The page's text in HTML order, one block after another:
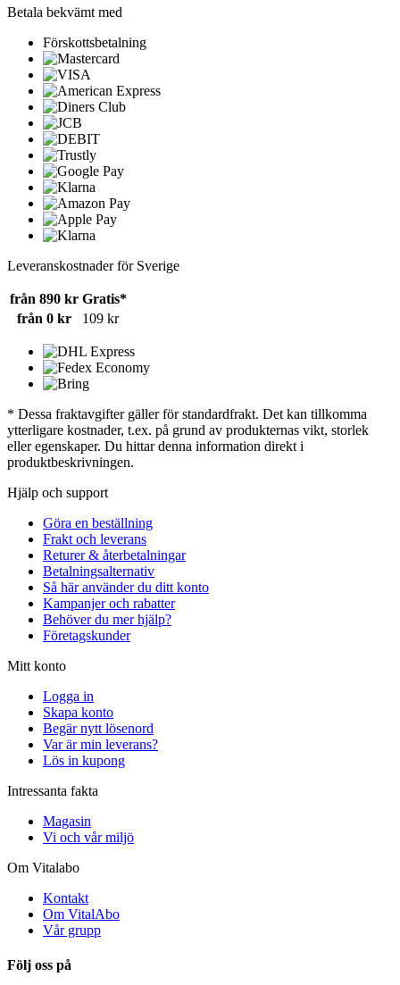
Betala bekvämt med
Förskottsbetalning
Leveranskostnader för Sverige
från 890 kr Gratis*
från 0 kr
109 kr
* Dessa fraktavgifter gäller för standardfrakt. Det kan tillkomma
ytterligare kostnader, t.ex. på grund av produkternas vikt, storlek
eller egenskaper. Du hittar denna information direkt i
produktbeskrivningen.
Hjälp och support
Göra en beställning
Frakt och leverans
Returer & återbetalningar
Betalningsalternativ
Så här använder du ditt konto
Kampanjer och rabatter
Behöver du mer hjälp?
Företagskunder
Mitt konto
Logga in
Skapa konto
Begär nytt lösenord
Var är min leverans?
Lös in kupong
Intressanta fakta
Magasin
Vi och vår miljö
Om Vitalabo
Kontakt
Om VitalAbo
Vår grupp
Följ oss på